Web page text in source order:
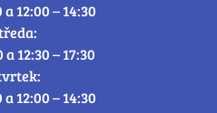
a 12:00 – 14:30
a 12:30 – 17:30
a 12:00 – 14:30